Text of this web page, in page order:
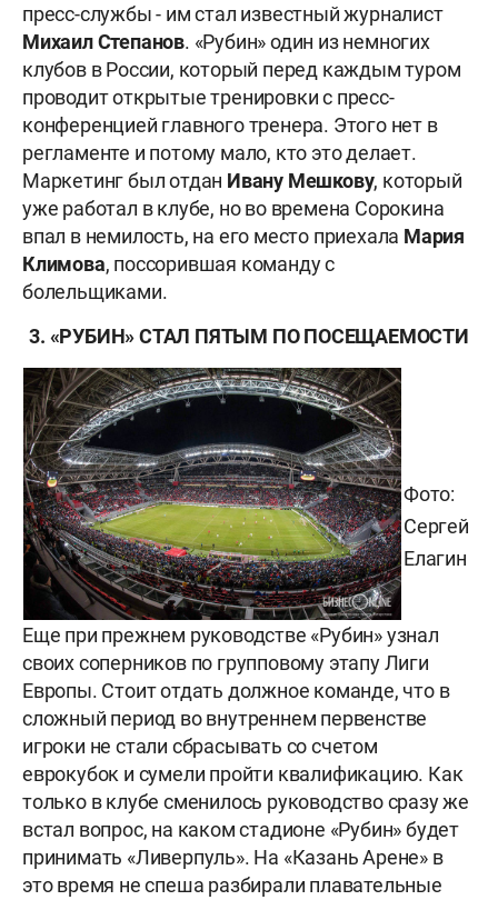
пресс-службы - им стал известный журналист
Михаил Степанов. «Рубин» один из немногих
клубов в России, который перед каждым туром
проводит открытые тренировки с пресс-
конференцией главного тренера. Этого нет в
регламенте и потому мало, кто это делает.
Маркетинг был отдан Ивану Мешкову, который
уже работал в клубе, но во времена Сорокина
впал в немилость, на его место приехала Мария
Климова, поссорившая команду с
болельщиками.
3. «РУБИН» СТАЛ ПЯТЫМ ПО ПОСЕЩАЕМОСТИ
Фото:
Сергей
Елагин
Еще при прежнем руководстве «Рубин» узнал
своих соперников по групповому этапу Лиги
Европы. Стоит отдать должное команде, что в
сложный период во внутреннем первенстве
игроки не стали сбрасывать со счетом
еврокубок и сумели пройти квалификацию. Как
только в клубе сменилось руководство сразу же
встал вопрос, на каком стадионе «Рубин» будет
принимать «Ливерпуль». На «Казань Арене» в
это время не спеша разбирали плавательные